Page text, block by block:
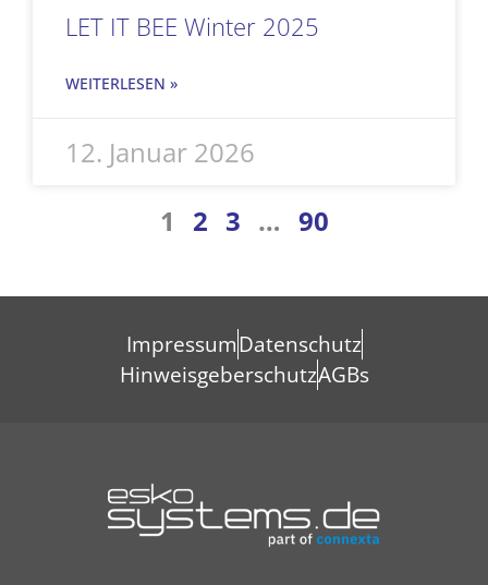
LET IT BEE Winter 2025
WEITERLESEN »
12. Januar 2026
1 2 3 … 90
ImpressumDatenschutz
HinweisgeberschutzAGBs